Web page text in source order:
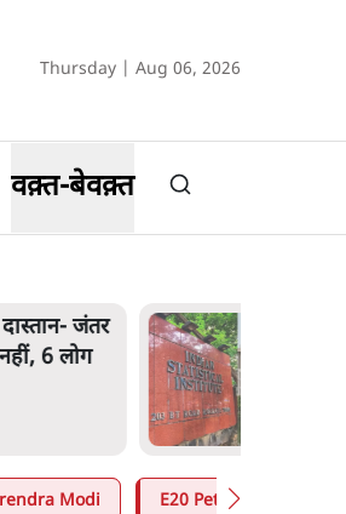
Thursday | Aug 06, 2026
वक़्त-बेवक़्त
जंतर
6 लोग
Modi E20 Petrol Controversy